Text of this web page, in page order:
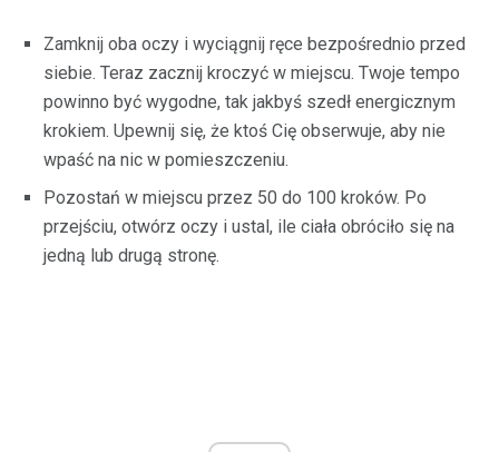
Zamknij oba oczy i wyciągnij ręce bezpośrednio przed
siebie. Teraz zacznij kroczyć w miejscu. Twoje tempo
powinno być wygodne, tak jakbyś szedł energicznym
krokiem. Upewnij się, że ktoś Cię obserwuje, aby nie
wpaść na nic w pomieszczeniu.
Pozostań w miejscu przez 50 do 100 kroków. Po
przejściu, otwórz oczy i ustal, ile ciała obróciło się na
jedną lub drugą stronę.